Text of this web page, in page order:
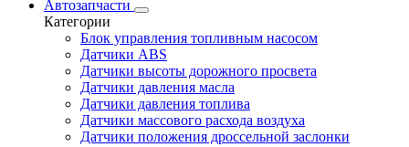
Автозапчасти
Категории
Блок управления топливным насосом
Датчики ABS
Датчики высоты дорожного просвета
Датчики давления масла
Датчики давления топлива
Датчики массового расхода воздуха
Датчики положения дроссельной заслонки